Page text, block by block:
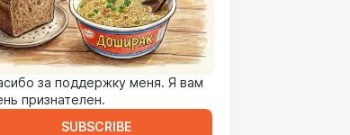
за поддержку меня. Я вам
признателен.
SUBSCRIBE